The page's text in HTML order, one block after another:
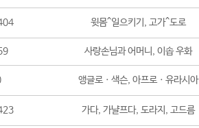
윗몸^일으키기, 고가^도로
사랑손님과 어머니, 이솝 우화
앵글로ㆍ색슨, 아프로ㆍ유라시아
가다, 가냘프다, 도라지, 고드름